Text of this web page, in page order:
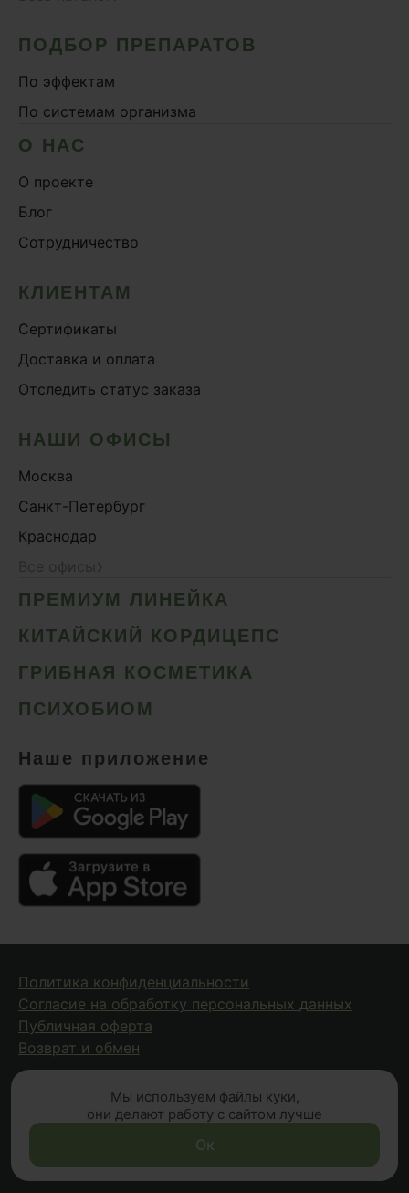
ПОДБОР ПРЕПАРАТОВ
По эффектам
По системам организма
О НАС
О проекте
Блог
Сотрудничество
КЛИЕНТАМ
Сертификаты
Доставка и оплата
Отследить статус заказа
НАШИ ОФИСЫ
Москва
Санкт-Петербург
Краснодар
ПРЕМИУМ ЛИНЕЙКА
КИТАЙСКИЙ КОРДИЦЕПС
ГРИБНАЯ КОСМЕТИКА
ПСИХОБИОМ
Наше приложение
Политика конфиденциальности
Согласие на обработку персональных данных
Публичная оферта
Возврат и обмен
© 2026 Fungiline — зарегистрированная торговая марка.
Копирование материалов с сайта запрещено.
Вся информация на сайте носит справочный характер и
не является публичной офертой (п.2 ст.437 ГК РФ)
Мы используем файлы куки,
они делают работу с сайтом лучше
Ок